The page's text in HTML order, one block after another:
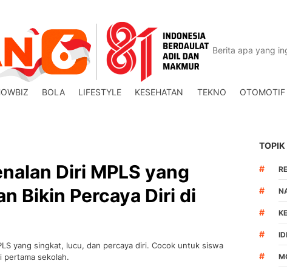
BOLA LIFESTYLE KESEHATAN TEKNO OTOMOTIF
Diri MPLS yang
Bikin Percaya Diri di
yang singkat, lucu, dan percaya diri. Cocok untuk siswa
pertama sekolah.
TOPIK
#
#
#
#
#